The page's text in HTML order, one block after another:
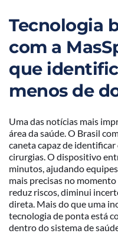
Tecnologia
com a
que
menos de
Uma das notícias mais
área da saúde. O Brasil
caneta capaz de
cirurgias. O dispositivo
minutos, ajudando
mais precisas no
reduz riscos, diminui
direta. Mais do que uma
tecnologia de ponta está
dentro do sistema de